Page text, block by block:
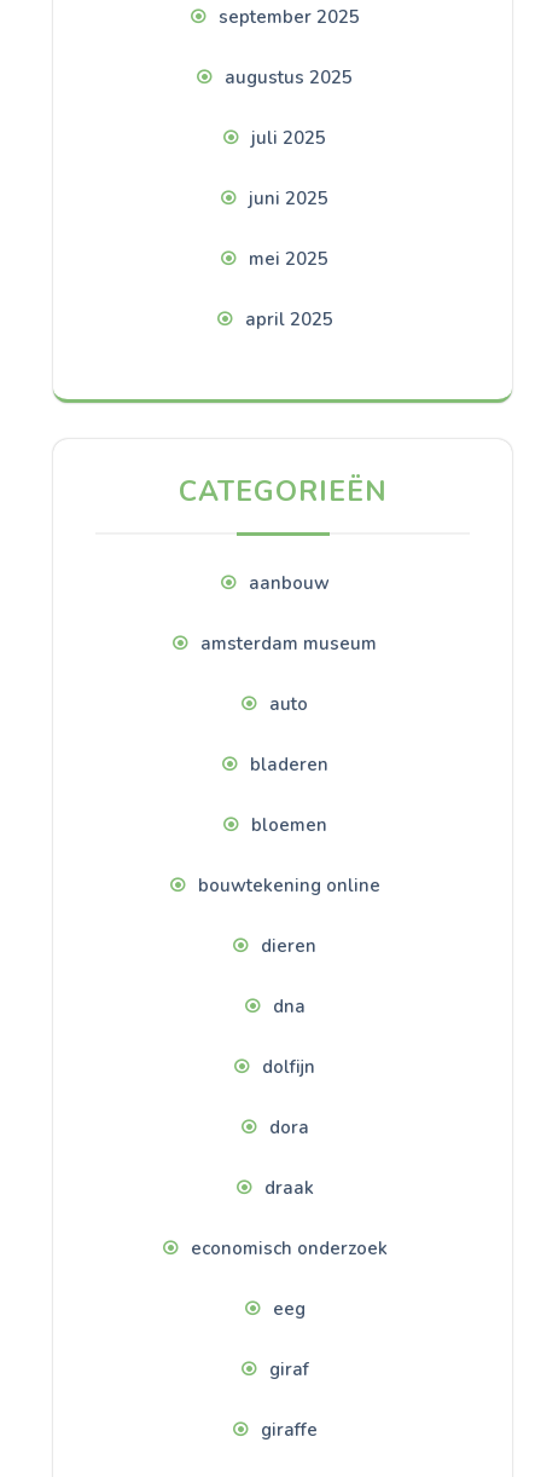
september 2025
augustus 2025
juli 2025
juni 2025
mei 2025
april 2025
CATEGORIEËN
aanbouw
amsterdam museum
auto
bladeren
bloemen
bouwtekening online
dieren
dna
dolfijn
dora
draak
economisch onderzoek
eeg
giraf
giraffe